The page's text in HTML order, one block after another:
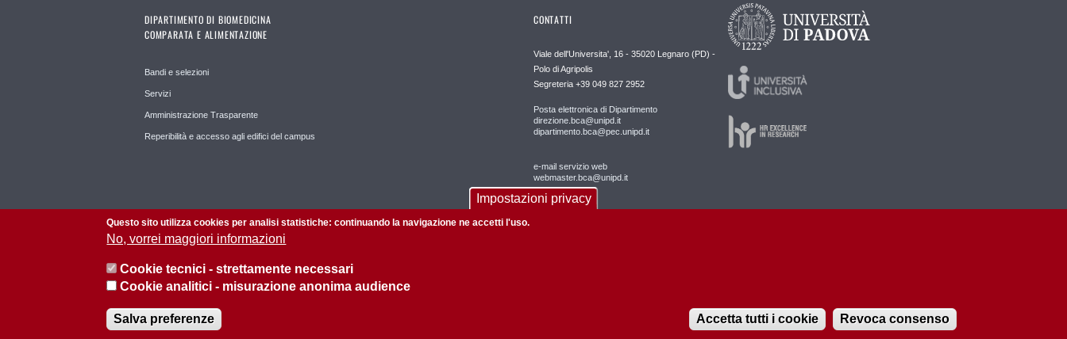
DIPARTIMENTO DI BIOMEDICINA
COMPARATA E ALIMENTAZIONE
Bandi e selezioni
Servizi
Amministrazione Trasparente
Reperibilità e accesso agli edifici del campus
CONTATTI
Viale dell'Universita', 16 - 35020 Legnaro (PD) -
Polo di Agripolis
Segreteria +39 049 827 2952
Posta elettronica di Dipartimento
direzione.bca@unipd.it
dipartimento.bca@pec.unipd.it
e-mail servizio web
webmaster.bca@unipd.it
P.I. 00742430283 C.F. 80006480281
Impostazioni privacy
Questo sito utilizza cookies per analisi statistiche: continuando la navigazione ne accetti l'uso.
No, vorrei maggiori informazioni
Cookie tecnici - strettamente necessari
Cookie analitici - misurazione anonima audience
Salva preferenze Accetta tutti i cookie Revoca consenso